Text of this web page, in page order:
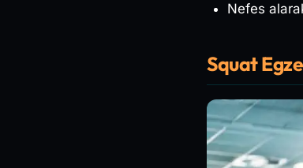
Nefes
Squat